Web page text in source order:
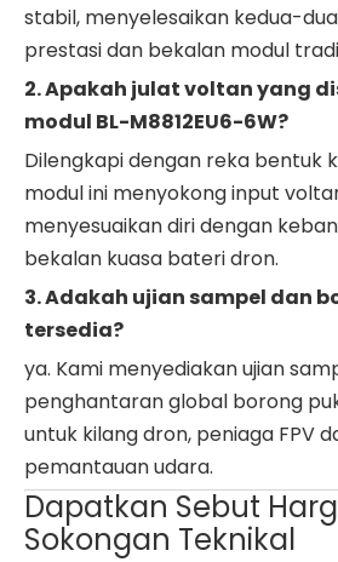
stabil, menyelesaikan kedua-
prestasi dan bekalan modul
2. Apakah julat voltan yang
modul BL-M8812EU6-6W?
Dilengkapi dengan reka bentuk
modul ini menyokong input
menyesuaikan diri dengan
bekalan kuasa bateri dron.
3. Adakah ujian sampel dan
tersedia?
ya. Kami menyediakan ujian
penghantaran global borong
untuk kilang dron, peniaga FPV
pemantauan udara.
Dapatkan Sebut
Sokongan Teknikal